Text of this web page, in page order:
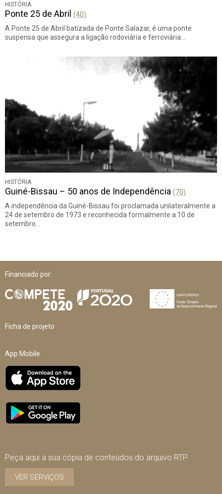
HISTÓRIA
Ponte 25 de Abril (40)
A Ponte 25 de Abril batizada de Ponte Salazar, é uma ponte
suspensa que assegura a ligação rodoviária e ferroviária…
HISTÓRIA
Guiné-Bissau – 50 anos de Independência (70)
A independência da Guiné-Bissau foi proclamada unilateralmente a
24 de setembro de 1973 e reconhecida formalmente a 10 de
setembro…
Financiado por:
Ficha de projeto
App Mobile
Peça aqui a sua cópia de conteúdos do arquivo RTP
VER SERVIÇOS